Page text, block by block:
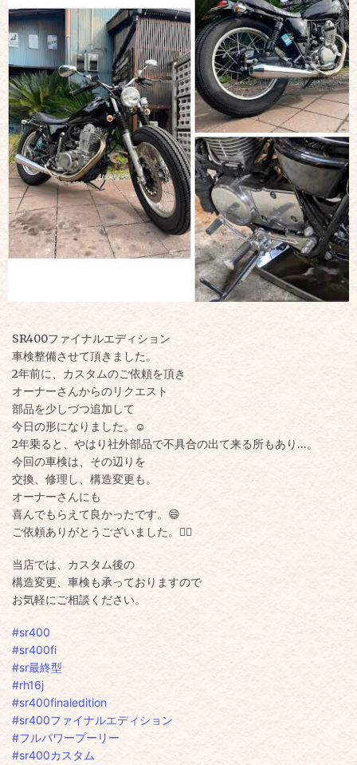
SR400ファイナルエディション
車検整備させて頂きました。
2年前に、カスタムのご依頼を頂き
オーナーさんからのリクエスト
部品を少しづつ追加して
今日の形になりました。☺️
2年乗ると、やはり社外部品で不具合の出て来る所もあり…。
今回の車検は、その辺りを
交換、修理し、構造変更も。
オーナーさんにも
喜んでもらえて良かったです。😄
ご依頼ありがとうございました。🙂‍↕️
当店では、カスタム後の
構造変更、車検も承っておりますので
お気軽にご相談ください。
#sr400
#sr400fi
#sr最終型
#rh16j
#sr400finaledition
#sr400ファイナルエディション
#フルパワープーリー
#sr400カスタム